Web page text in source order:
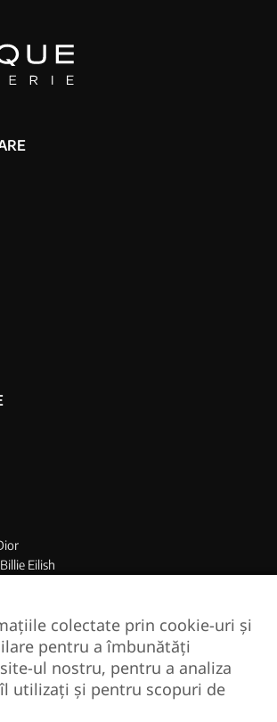
Eilish
pe piata
on-line de parfumuri pentru dame si barbati. Toate
in toata Romania!
colectate prin cookie-uri și
pentru a îmbunătăți
ul nostru, pentru a analiza
utilizați și pentru scopuri de